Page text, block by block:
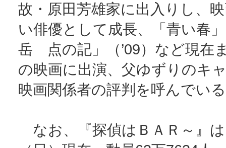
故・原田芳雄家に出入りし、
い俳優として成長、「青い春
岳 点の記」（’09）など現在
の映画に出演、父ゆずりのキ
映画関係者の評判を呼んでい
なお、『探偵はＢＡＲ～』